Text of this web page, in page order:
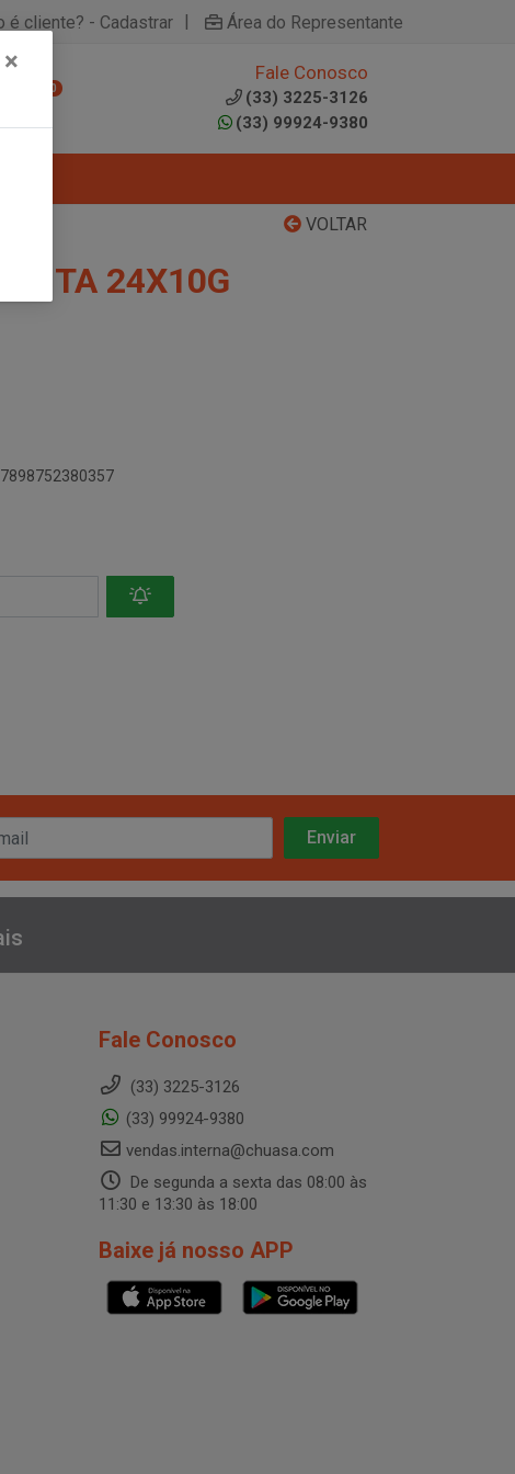
é cliente? - Cadastrar | Área do Representante
0
Fale Conosco
(33) 3225-3126
(33) 99924-9380
VOLTAR
24X10G
Fale Conosco
(33) 3225-3126
(33) 99924-9380
vendas.interna@chuasa.com
De segunda a sexta das 08:00 às
11:30 e 13:30 às 18:00
Baixe já nosso APP
×